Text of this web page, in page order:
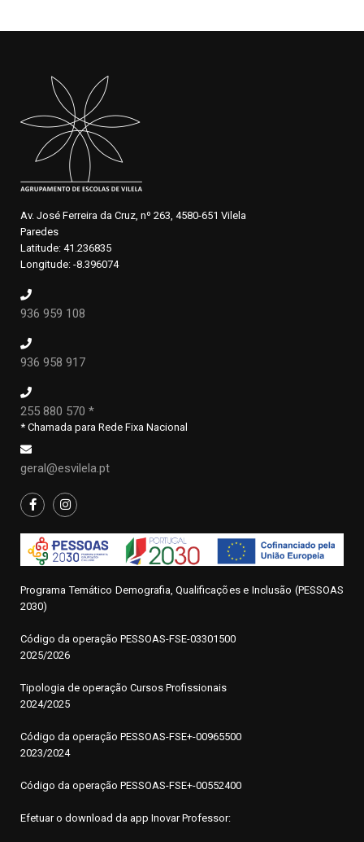
Av. José Ferreira da Cruz, nº 263, 4580-651 Vilela
Paredes
Latitude: 41.236835
Longitude: -8.396074
936 959 108
936 958 917
255 880 570 *
* Chamada para Rede Fixa Nacional
geral@esvilela.pt
Programa Temático Demografia, Qualificações e Inclusão (PESSOAS
2030)
Código da operação PESSOAS-FSE-03301500
2025/2026
Tipologia de operação Cursos Profissionais
2024/2025
Código da operação PESSOAS-FSE+-00965500
2023/2024
Código da operação PESSOAS-FSE+-00552400
Efetuar o download da app Inovar Professor: